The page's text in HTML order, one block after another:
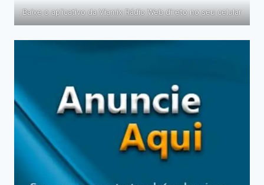
Baixe o aplicativo da Viamix Rádio Web direto no seu celular